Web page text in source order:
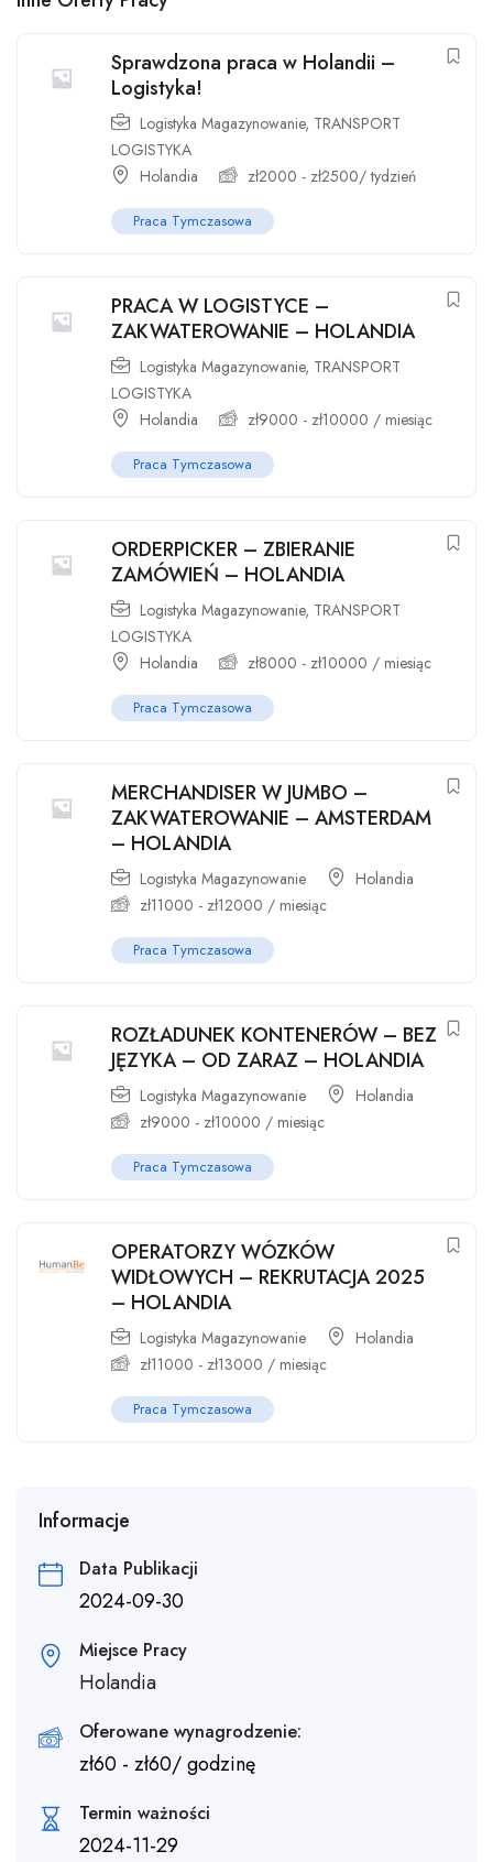
Sprawdzona praca w Holandii –
Logistyka!
Logistyka Magazynowanie, TRANSPORT
LOGISTYKA
Holandia
zł2000 - zł2500/ tydzień
Praca Tymczasowa
PRACA W LOGISTYCE –
ZAKWATEROWANIE – HOLANDIA
Logistyka Magazynowanie, TRANSPORT
LOGISTYKA
Holandia
zł9000 - zł10000 / miesiąc
Praca Tymczasowa
ORDERPICKER – ZBIERANIE
ZAMÓWIEŃ – HOLANDIA
Logistyka Magazynowanie, TRANSPORT
LOGISTYKA
Holandia
zł8000 - zł10000 / miesiąc
Praca Tymczasowa
MERCHANDISER W JUMBO –
ZAKWATEROWANIE – AMSTERDAM
– HOLANDIA
Logistyka Magazynowanie
Holandia
zł11000 - zł12000 / miesiąc
Praca Tymczasowa
ROZŁADUNEK KONTENERÓW – BEZ
JĘZYKA – OD ZARAZ – HOLANDIA
Logistyka Magazynowanie
Holandia
zł9000 - zł10000 / miesiąc
Praca Tymczasowa
OPERATORZY WÓZKÓW
WIDŁOWYCH – REKRUTACJA 2025
– HOLANDIA
Logistyka Magazynowanie
Holandia
zł11000 - zł13000 / miesiąc
Praca Tymczasowa
Informacje
Data Publikacji
2024-09-30
Miejsce Pracy
Holandia
Oferowane wynagrodzenie:
zł60 - zł60/ godzinę
Termin ważności
2024-11-29